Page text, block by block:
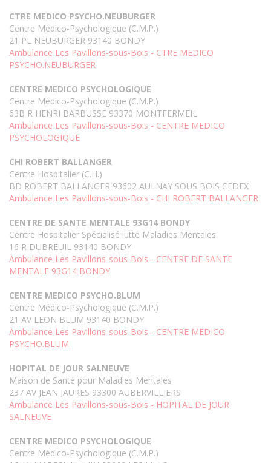
CTRE MEDICO PSYCHO.NEUBURGER
Centre Médico-Psychologique (C.M.P.)
21 PL NEUBURGER 93140 BONDY
Ambulance Les Pavillons-sous-Bois - CTRE MEDICO
PSYCHO.NEUBURGER
CENTRE MEDICO PSYCHOLOGIQUE
Centre Médico-Psychologique (C.M.P.)
63B R HENRI BARBUSSE 93370 MONTFERMEIL
Ambulance Les Pavillons-sous-Bois - CENTRE MEDICO
PSYCHOLOGIQUE
CHI ROBERT BALLANGER
Centre Hospitalier (C.H.)
BD ROBERT BALLANGER 93602 AULNAY SOUS BOIS CEDEX
Ambulance Les Pavillons-sous-Bois - CHI ROBERT BALLANGER
CENTRE DE SANTE MENTALE 93G14 BONDY
Centre Hospitalier Spécialisé lutte Maladies Mentales
16 R DUBREUIL 93140 BONDY
Ambulance Les Pavillons-sous-Bois - CENTRE DE SANTE
MENTALE 93G14 BONDY
CENTRE MEDICO PSYCHO.BLUM
Centre Médico-Psychologique (C.M.P.)
21 AV LEON BLUM 93140 BONDY
Ambulance Les Pavillons-sous-Bois - CENTRE MEDICO
PSYCHO.BLUM
HOPITAL DE JOUR SALNEUVE
Maison de Santé pour Maladies Mentales
237 AV JEAN JAURES 93300 AUBERVILLIERS
Ambulance Les Pavillons-sous-Bois - HOPITAL DE JOUR
SALNEUVE
CENTRE MEDICO PSYCHOLOGIQUE
Centre Médico-Psychologique (C.M.P.)